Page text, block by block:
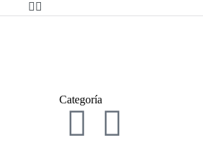
Categoría